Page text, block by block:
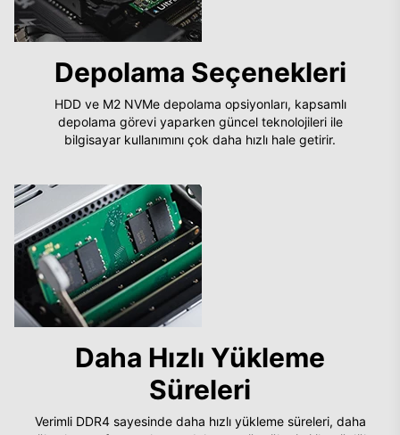
Depolama Seçenekleri
HDD ve M2 NVMe depolama opsiyonları, kapsamlı
depolama görevi yaparken güncel teknolojileri ile
bilgisayar kullanımını çok daha hızlı hale getirir.
Daha Hızlı Yükleme
Süreleri
Verimli DDR4 sayesinde daha hızlı yükleme süreleri, daha